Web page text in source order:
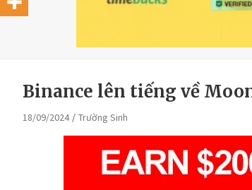
Binance lên tiếng về
18/09/2024 Trường Sinh